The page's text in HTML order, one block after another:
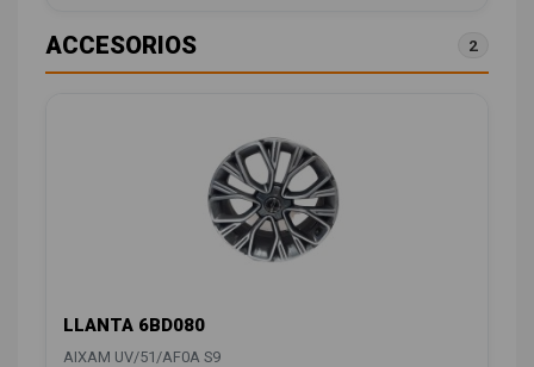
ACCESORIOS 2
LLANTA 6BD080
AIXAM UV/51/AF0A S9